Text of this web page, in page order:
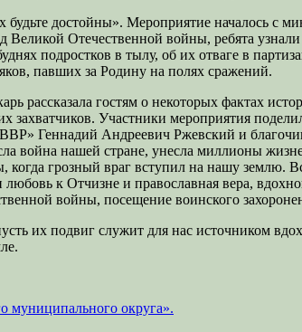
будьте достойны». Мероприятие началось
Отечественной войны, ребята
подростков в тылу, об их отваге в
павших за Родину на полях сражений.
рассказала гостям о некоторых фактах
Участники мероприятия
Геннадий Андреевич Ржевский и
война нашей стране, унесла миллионы
грозный враг вступил на нашу землю.
к Отчизне и православная вера,
войны, посещение воинского
их подвиг служит для нас источником
муниципального округа».